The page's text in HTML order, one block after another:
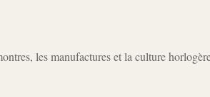
les manufactures et la culture